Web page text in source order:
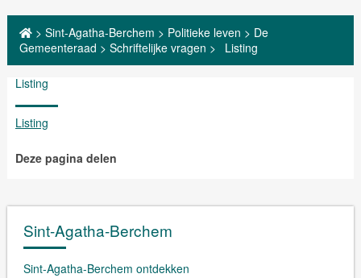
> Sint-Agatha-Berchem > Politieke leven > De
Gemeenteraad > Schriftelijke vragen > Listing
Listing
Listing
Deze pagina delen
Sint-Agatha-Berchem
Sint-Agatha-Berchem ontdekken